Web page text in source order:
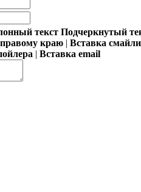
текст Подчеркнутый
краю | Вставка
| Вставка email